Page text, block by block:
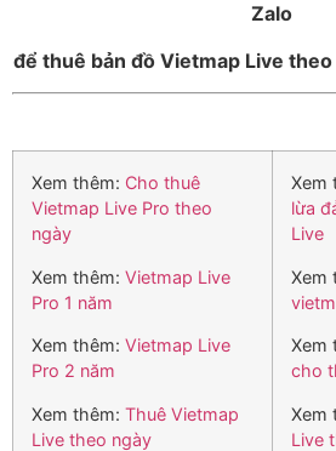
Zalo
để thuê bản đồ Vietmap Live
Xem thêm: Cho thuê
Vietmap Live Pro theo
ngày
Xem thêm: Vietmap Live
Pro 1 năm
Xem thêm: Vietmap Live
Pro 2 năm
Xem thêm: Thuê Vietmap
Live theo ngày
Xem
lừa
Live
Xem
Xem
cho
Xem
Live